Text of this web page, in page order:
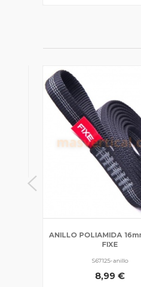
ANILLO POLIAMIDA
FIXE
S67125-anillo
8,99 €